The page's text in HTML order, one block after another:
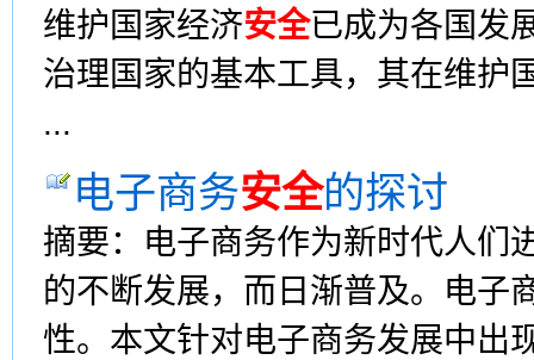
维护国家经济安全已成为各国发
治理国家的基本工具，其在维护
...
电子商务安全的探讨
摘要：电子商务作为新时代人们
的不断发展，而日渐普及。电子
性。本文针对电子商务发展中出